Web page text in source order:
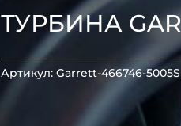
ТУРБИНА
Артикул:Garrett-466746-5005S